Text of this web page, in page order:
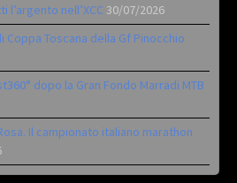
l’argento nell’XCC 30/07/2026
Toscana della Gf Pinocchio
dopo la Gran Fondo Marradi MTB
Il campionato italiano marathon